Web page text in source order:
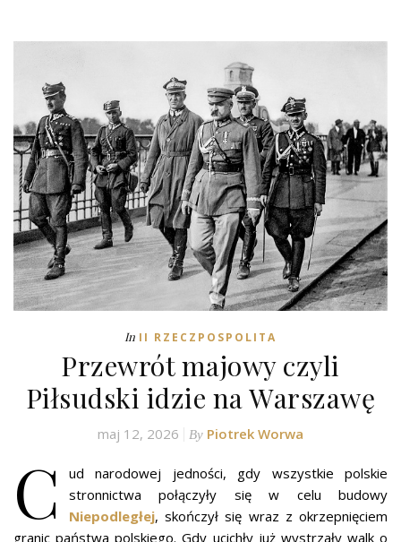
In II RZECZPOSPOLITA
Przewrót majowy czyli
Piłsudski idzie na Warszawę
maj 12, 2026 By Piotrek Worwa
C
ud narodowej jedności, gdy wszystkie polskie
stronnictwa połączyły się w celu budowy
Niepodległej, skończył się wraz z okrzepnięciem
granic państwa polskiego. Gdy ucichły już wystrzały walk o